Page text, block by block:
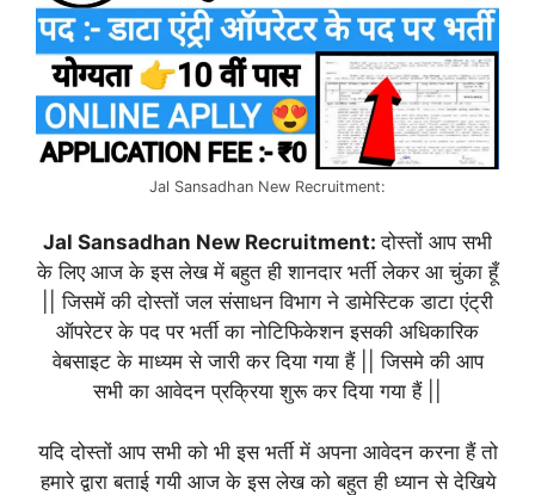
Jal Sansadhan New Recruitment:
Jal Sansadhan New Recruitment:दोस्तों आप सभी
के लिए आज के इस लेख में बहुत ही शानदार भर्ती लेकर आ चुंका हूँ
|| जिसमें की दोस्तों जल संसाधन विभाग ने डामेस्टिक डाटा एंट्री
ऑपरेटर के पद पर भर्ती का नोटिफिकेशन इसकी अधिकारिक
वेबसाइट के माध्यम से जारी कर दिया गया हैं || जिसमे की आप
सभी का आवेदन प्रक्रिया शुरू कर दिया गया हैं ||
यदि दोस्तों आप सभी को भी इस भर्ती में अपना आवेदन करना हैं तो
हमारे द्वारा बताई गयी आज के इस लेख को बहुत ही ध्यान से देखिये